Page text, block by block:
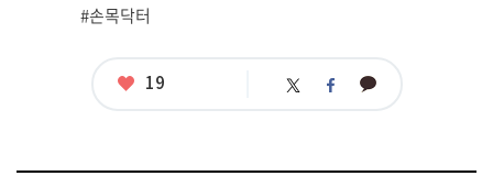
#손목닥터
좋
19 트 페 카